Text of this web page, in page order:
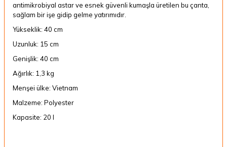
antimikrobiyal astar ve esnek güvenli kumaşla üretilen bu çanta,
sağlam bir işe gidip gelme yatırımıdır.
Yükseklik: 40 cm
Uzunluk: 15 cm
Genişlik: 40 cm
Ağırlık: 1,3 kg
Menşei ülke: Vietnam
Malzeme: Polyester
Kapasite: 20 l